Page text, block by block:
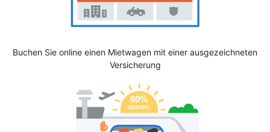
Buchen Sie online einen Mietwagen mit einer ausgezeichneten
Versicherung